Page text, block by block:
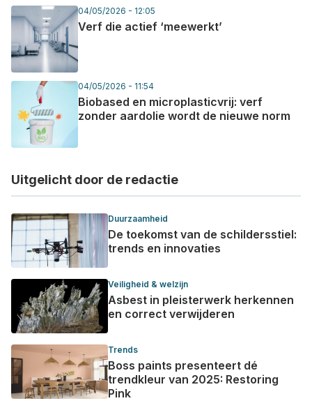
04/05/2026 - 12:05
Verf die actief ‘meewerkt’
04/05/2026 - 11:54
Biobased en microplasticvrij: verf
zonder aardolie wordt de nieuwe norm
Uitgelicht door de redactie
Duurzaamheid
De toekomst van de schildersstiel:
trends en innovaties
Veiligheid & welzijn
Asbest in pleisterwerk herkennen
en correct verwijderen
Trends
Boss paints presenteert dé
trendkleur van 2025: Restoring
Pink